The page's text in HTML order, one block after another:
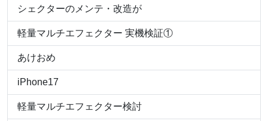
シェクターのメンテ・改造が
軽量マルチエフェクター 実機検証①
あけおめ
iPhone17
軽量マルチエフェクター検討